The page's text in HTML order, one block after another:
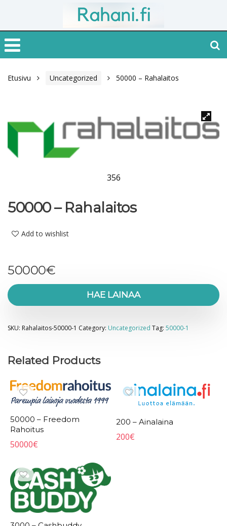
Etusivu Uncategorized 50000 – Rahalaitos
356
50000 – Rahalaitos
Add to wishlist
50000€
HAE LAINAA
SKU: Rahalaitos-50000-1 Category: Uncategorized Tag: 50000-1
Related Products
50000 – Freedom
Rahoitus
50000€
200 – Ainalaina
200€